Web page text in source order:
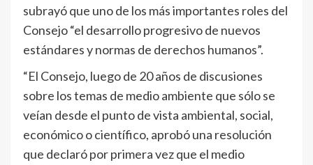
subrayó que uno de los más importantes roles del
Consejo “el desarrollo progresivo de nuevos
estándares y normas de derechos humanos”.
“El Consejo, luego de 20 años de discusiones
sobre los temas de medio ambiente que sólo se
veían desde el punto de vista ambiental, social,
económico o científico, aprobó una resolución
que declaró por primera vez que el medio